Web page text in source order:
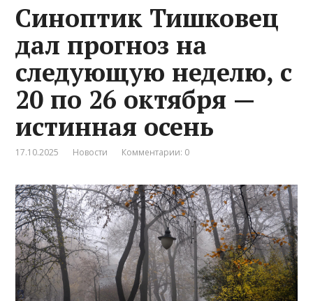
Синоптик Тишковец
дал прогноз на
следующую неделю, с
20 по 26 октября —
истинная осень
17.10.2025 Новости Комментарии: 0